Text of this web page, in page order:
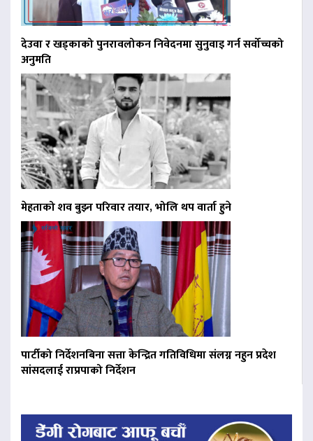
देउवा र खड्काको पुनरावलोकन निवेदनमा सुनुवाइ गर्न सर्वोच्चको
अनुमति
मेहताको शव बुझ्न परिवार तयार, भोलि थप वार्ता हुने
पार्टीको निर्देशनबिना सत्ता केन्द्रित गतिविधिमा संलग्न नहुन प्रदेश
सांसदलाई राप्रपाको निर्देशन